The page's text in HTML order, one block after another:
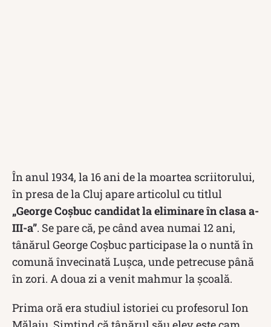
În anul 1934, la 16 ani de la moartea scriitorului,
în presa de la Cluj apare articolul cu titlul
„George Coşbuc candidat la eliminare în clasa a-
III-a”. Se pare că, pe când avea numai 12 ani,
tânărul George Coșbuc participase la o nuntă în
comună învecinată Luşca, unde petrecuse până
în zori. A doua zi a venit mahmur la școală.
Prima oră era studiul istoriei cu profesorul Ion